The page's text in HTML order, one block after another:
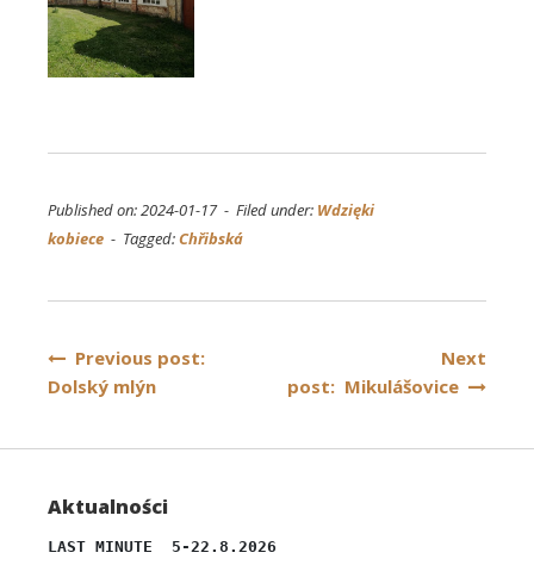
Published on: 2024-01-17 - Filed under: Wdzięki
kobiece - Tagged:Chřibská
Nawigacja
wpisu
Previous post:
Dolský mlýn
Next
post: Mikulášovice
Aktualności
LAST MINUTE  5-22.8.2026